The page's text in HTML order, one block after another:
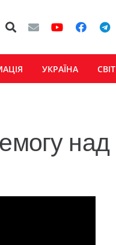
УКРАЇНА СВІТ
над